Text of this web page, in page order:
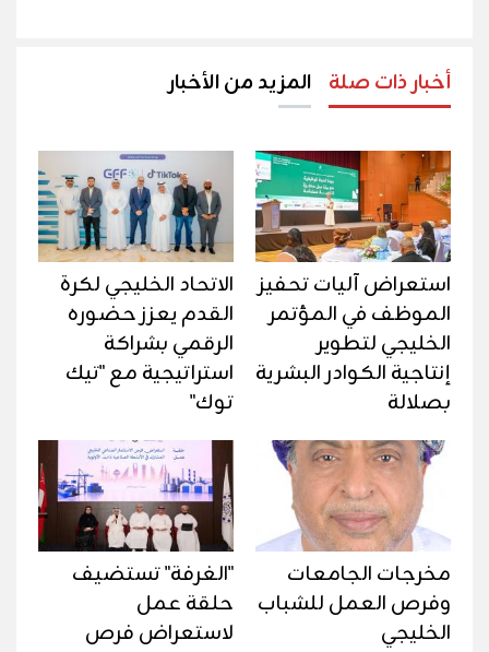
أخبار ذات صلة المزيد من الأخبار
استعراض آليات تحفيز
الموظف في المؤتمر
الخليجي لتطوير
إنتاجية الكوادر البشرية
بصلالة
الاتحاد الخليجي لكرة
القدم يعزز حضوره
الرقمي بشراكة
استراتيجية مع "تيك
توك"
مخرجات الجامعات
وفرص العمل للشباب
الخليجي
"الغرفة" تستضيف
حلقة عمل
لاستعراض فرص